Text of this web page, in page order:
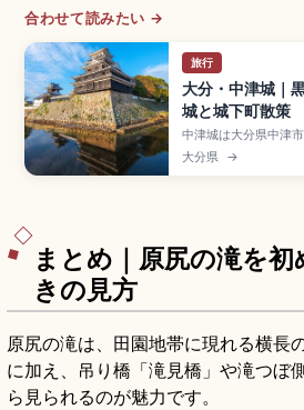
合わせて読みたい →
旅行
大分・中津城｜
城と城下町散策
中津城は大分県中津
黒田官兵衛(孝高)が築
いだ水城で、堀に水
大分県 →
まとめ｜原尻の滝を初
きの見方
原尻の滝は、田園地帯に現れる横長
に加え、吊り橋「滝見橋」や滝つぼ
ら見られるのが魅力です。